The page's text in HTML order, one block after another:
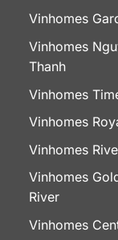
Vinhomes
Vinhomes
Thanh
Vinhomes
Vinhomes
Vinhomes
Vinhomes
River
Vinhomes